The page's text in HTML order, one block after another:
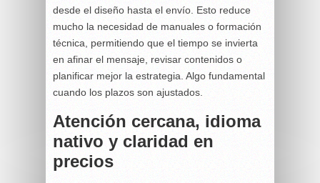
desde el diseño hasta el envío. Esto reduce
mucho la necesidad de manuales o formación
técnica, permitiendo que el tiempo se invierta
en afinar el mensaje, revisar contenidos o
planificar mejor la estrategia. Algo fundamental
cuando los plazos son ajustados.
Atención cercana, idioma
nativo y claridad en
precios